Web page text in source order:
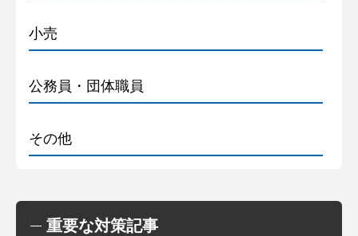
小売
公務員・団体職員
その他
重要な対策記事